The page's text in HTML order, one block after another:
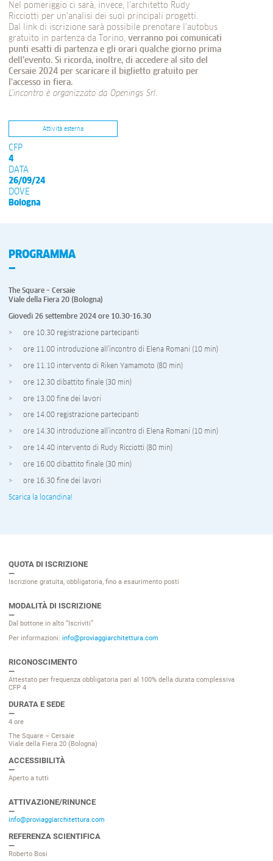
Nel pomeriggio ci sarà, invece, l’architetto Rudy
Ricciotti per un’analisi dei suoi principali progetti.
Dal link di iscrizione sarà possibile prenotare l’autobus
gratuito in partenza da Torino, verranno poi comunicati
punti esatti di partenza e gli orari qualche giorno prima
dell’evento. Si ricorda, inoltre, di accedere al sito del
Cersaie 2024 per scaricare il biglietto gratuito per
l’accesso in fiera.
L’incontro è organizzato da Openings Srl
Attività esterna
CFP
4
DATA
26/09/24
DOVE
Bologna
PROGRAMMA
The Square – Cersaie
Viale della Fiera 20 (Bologna)
Giovedì 26 settembre 2024 ore 10.30-16.30
ore 10.30 registrazione partecipanti
ore 11.00 introduzione all’incontro di Elena Romani (10 min)
ore 11.10 intervento di Riken Yamamoto (80 min)
ore 12.30 dibattito finale (30 min)
ore 13.00 fine dei lavori
ore 14.00 registrazione partecipanti
ore 14.30 introduzione all’incontro di Elena Romani (10 min)
ore 14.40 intervento di Rudy Ricciotti (80 min)
ore 16.00 dibattito finale (30 min)
ore 16.30 fine dei lavori
Scarica la locandina!
QUOTA DI ISCRIZIONE
Iscrizione gratuita, obbligatoria, fino a esaurimento posti
MODALITÀ DI ISCRIZIONE
Dal bottone in alto “Iscriviti”
Per informazioni: info@proviaggiarchitettura.com
RICONOSCIMENTO
Attestato per frequenza obbligatoria pari al 100% della durata complessiva
CFP 4
DURATA E SEDE
4 ore
The Square – Cersaie
Viale della Fiera 20 (Bologna)
ACCESSIBILITÀ
Aperto a tutti
ATTIVAZIONE/RINUNCE
info@proviaggiarchitettura.com
REFERENZA SCIENTIFICA
Roberto Bosi